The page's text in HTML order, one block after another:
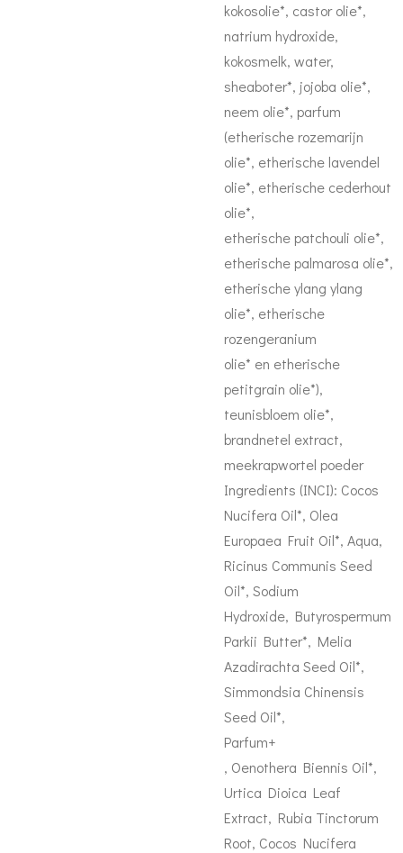
kokosolie*, castor olie*,
natrium hydroxide,
kokosmelk, water,
sheaboter*, jojoba olie*,
neem olie*, parfum
(etherische rozemarijn
olie*, etherische lavendel
olie*, etherische cederhout
olie*,
etherische patchouli olie*,
etherische palmarosa olie*,
etherische ylang ylang
olie*, etherische
rozengeranium
olie* en etherische
petitgrain olie*),
teunisbloem olie*,
brandnetel extract,
meekrapwortel poeder
Ingredients (INCI): Cocos
Nucifera Oil*, Olea
Europaea Fruit Oil*, Aqua,
Ricinus Communis Seed
Oil*, Sodium
Hydroxide, Butyrospermum
Parkii Butter*, Melia
Azadirachta Seed Oil*,
Simmondsia Chinensis
Seed Oil*,
Parfum+
, Oenothera Biennis Oil*,
Urtica Dioica Leaf
Extract, Rubia Tinctorum
Root, Cocos Nucifera